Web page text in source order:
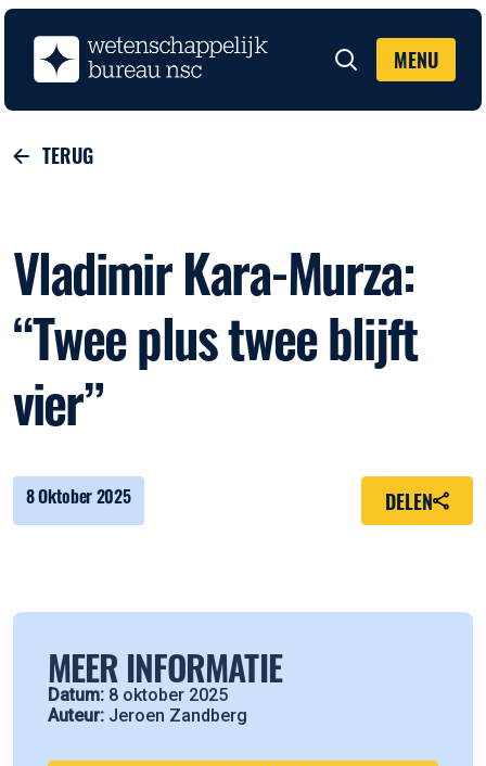
Zoeken MENU
TERUG
Vladimir Kara-Murza:
“Twee plus twee blijft
vier”
8 Oktober 2025 DELEN
MEER INFORMATIE
Datum: 8 oktober 2025
Auteur: Jeroen Zandberg